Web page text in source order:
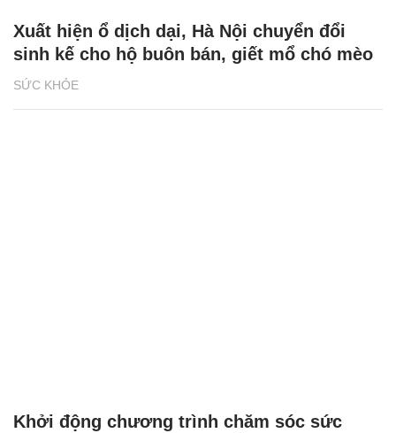
SỨC KHỎE
Xuất hiện ổ dịch dại, Hà Nội chuyển đổi
sinh kế cho hộ buôn bán, giết mổ chó mèo
Khởi động chương trình chăm sóc sức